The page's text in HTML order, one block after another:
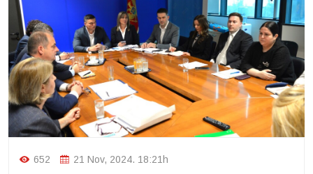
652 21 Nov, 2024. 18:21h